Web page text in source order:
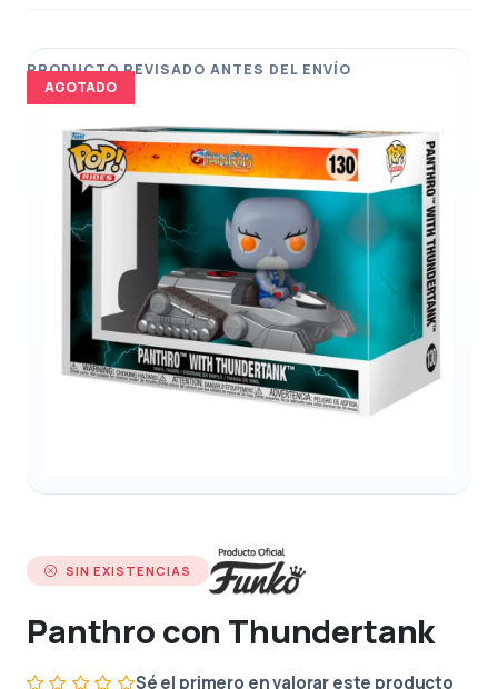
AGOTADO
SIN EXISTENCIAS
Panthro con Thundertank
Sé el primero en valorar este producto